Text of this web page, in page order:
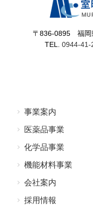
〒836-0895 福岡
TEL. 0944-41-
事業案内
医薬品事業
化学品事業
機能材料事業
会社案内
採⽤情報